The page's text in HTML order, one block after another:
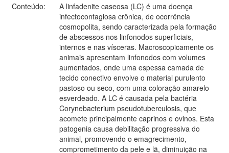
Conteúdo:
A linfadenite caseosa (LC) é uma doença
infectocontagiosa crônica, de ocorrência
cosmopolita, sendo caracterizada pela formação
de abscessos nos linfonodos superficiais,
internos e nas vísceras. Macroscopicamente os
animais apresentam linfonodos com volumes
aumentados, onde uma espessa camada de
tecido conectivo envolve o material purulento
pastoso ou seco, com uma coloração amarelo
esverdeado. A LC é causada pela bactéria
Corynebacterium pseudotuberculosis, que
acomete principalmente caprinos e ovinos. Esta
patogenia causa debilitação progressiva do
animal, promovendo o emagrecimento,
comprometimento da pele e lã, diminuição na